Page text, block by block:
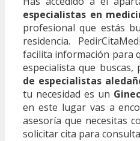
especialistas en
profesional que estás
residencia.
facilita información para
especialista que buscas,
de especialistas
tu necesidad es un
en este lugar vas a
asesoría que necesitas
solicitar cita para